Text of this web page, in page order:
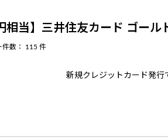
相当】三井住友カード ゴール
件数： 115 件
新規クレジットカード発行